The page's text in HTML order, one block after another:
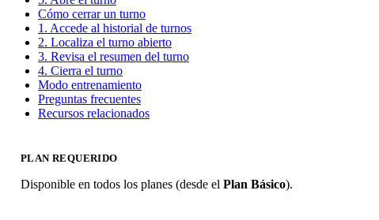
Cómo cerrar un turno
1. Accede al historial de turnos
2. Localiza el turno abierto
3. Revisa el resumen del turno
4. Cierra el turno
Modo entrenamiento
Preguntas frecuentes
Recursos relacionados
PLAN REQUERIDO
Disponible en todos los planes (desde el Plan Básico).